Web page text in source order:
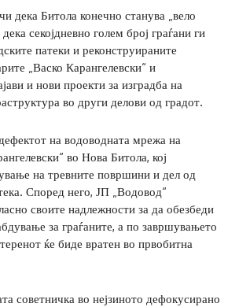
дека Битола конечно станува „вело
дека секојдневно голем број граѓани ги
патеки и реконструираните
„Васко Карангелевски“ и
и нови проекти за изградба на
во други делови од градот.
на водоводната мрежа на
во Нова Битола, кој
на тревните површини и дел од
Според него, ЈП „Водовод“
своите надлежности за да обезбеди
за граѓаните, а по завршувањето
ќе биде вратен во првобитна
советничка во нејзиното дефокусирано